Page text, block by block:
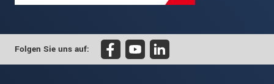
Folgen Sie uns auf: